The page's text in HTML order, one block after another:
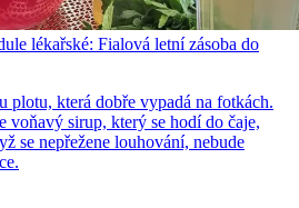
lékařské: Fialová letní zásoba do
plotu, která dobře vypadá na fotkách.
voňavý sirup, který se hodí do čaje,
se nepřežene louhování, nebude